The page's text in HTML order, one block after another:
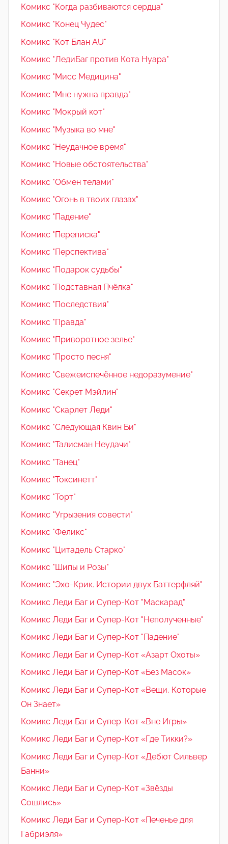
Комикс "Когда разбиваются сердца"
Комикс "Конец Чудес"
Комикс "Кот Блан AU"
Комикс "ЛедиБаг против Кота Нуара"
Комикс "Мисс Медицина"
Комикс "Мне нужна правда"
Комикс "Мокрый кот"
Комикс "Музыка во мне"
Комикс "Неудачное время"
Комикс "Новые обстоятельства"
Комикс "Обмен телами"
Комикс "Огонь в твоих глазах"
Комикс "Падение"
Комикс "Переписка"
Комикс "Перспектива"
Комикс "Подарок судьбы"
Комикс "Подставная Пчёлка"
Комикс "Последствия"
Комикс "Правда"
Комикс "Приворотное зелье"
Комикс "Просто песня"
Комикс "Свежеиспечённое недоразумение"
Комикс "Секрет Мэйлин"
Комикс "Скарлет Леди"
Комикс "Следующая Квин Би"
Комикс "Талисман Неудачи"
Комикс "Танец"
Комикс "Токсинетт"
Комикс "Торт"
Комикс "Угрызения совести"
Комикс "Феликс"
Комикс "Цитадель Старко"
Комикс "Шипы и Розы"
Комикс "Эхо-Крик. Истории двух Баттерфляй"
Комикс Леди Баг и Супер-Кот "Маскарад"
Комикс Леди Баг и Супер-Кот "Неполученные"
Комикс Леди Баг и Супер-Кот "Падение"
Комикс Леди Баг и Супер-Кот «Азарт Охоты»
Комикс Леди Баг и Супер-Кот «Без Масок»
Комикс Леди Баг и Супер-Кот «Вещи, Которые
Он Знает»
Комикс Леди Баг и Супер-Кот «Вне Игры»
Комикс Леди Баг и Супер-Кот «Где Тикки?»
Комикс Леди Баг и Супер-Кот «Дебют Сильвер
Банни»
Комикс Леди Баг и Супер-Кот «Звёзды
Сошлись»
Комикс Леди Баг и Супер-Кот «Печенье для
Габриэля»